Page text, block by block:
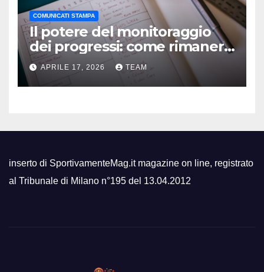
COMUNICATI STAMPA
Il potere del monitoraggio
dei progressi: come rimanere
motivati
APRILE 17, 2026 TEAM
inserto di SportivamenteMag.it magazine on line, registrato
al Tribunale di Milano n°195 del 13.04.2012